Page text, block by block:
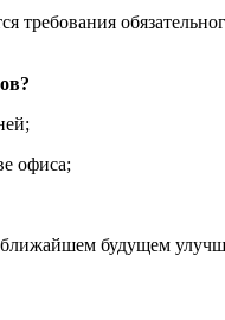
офиса;
будущем